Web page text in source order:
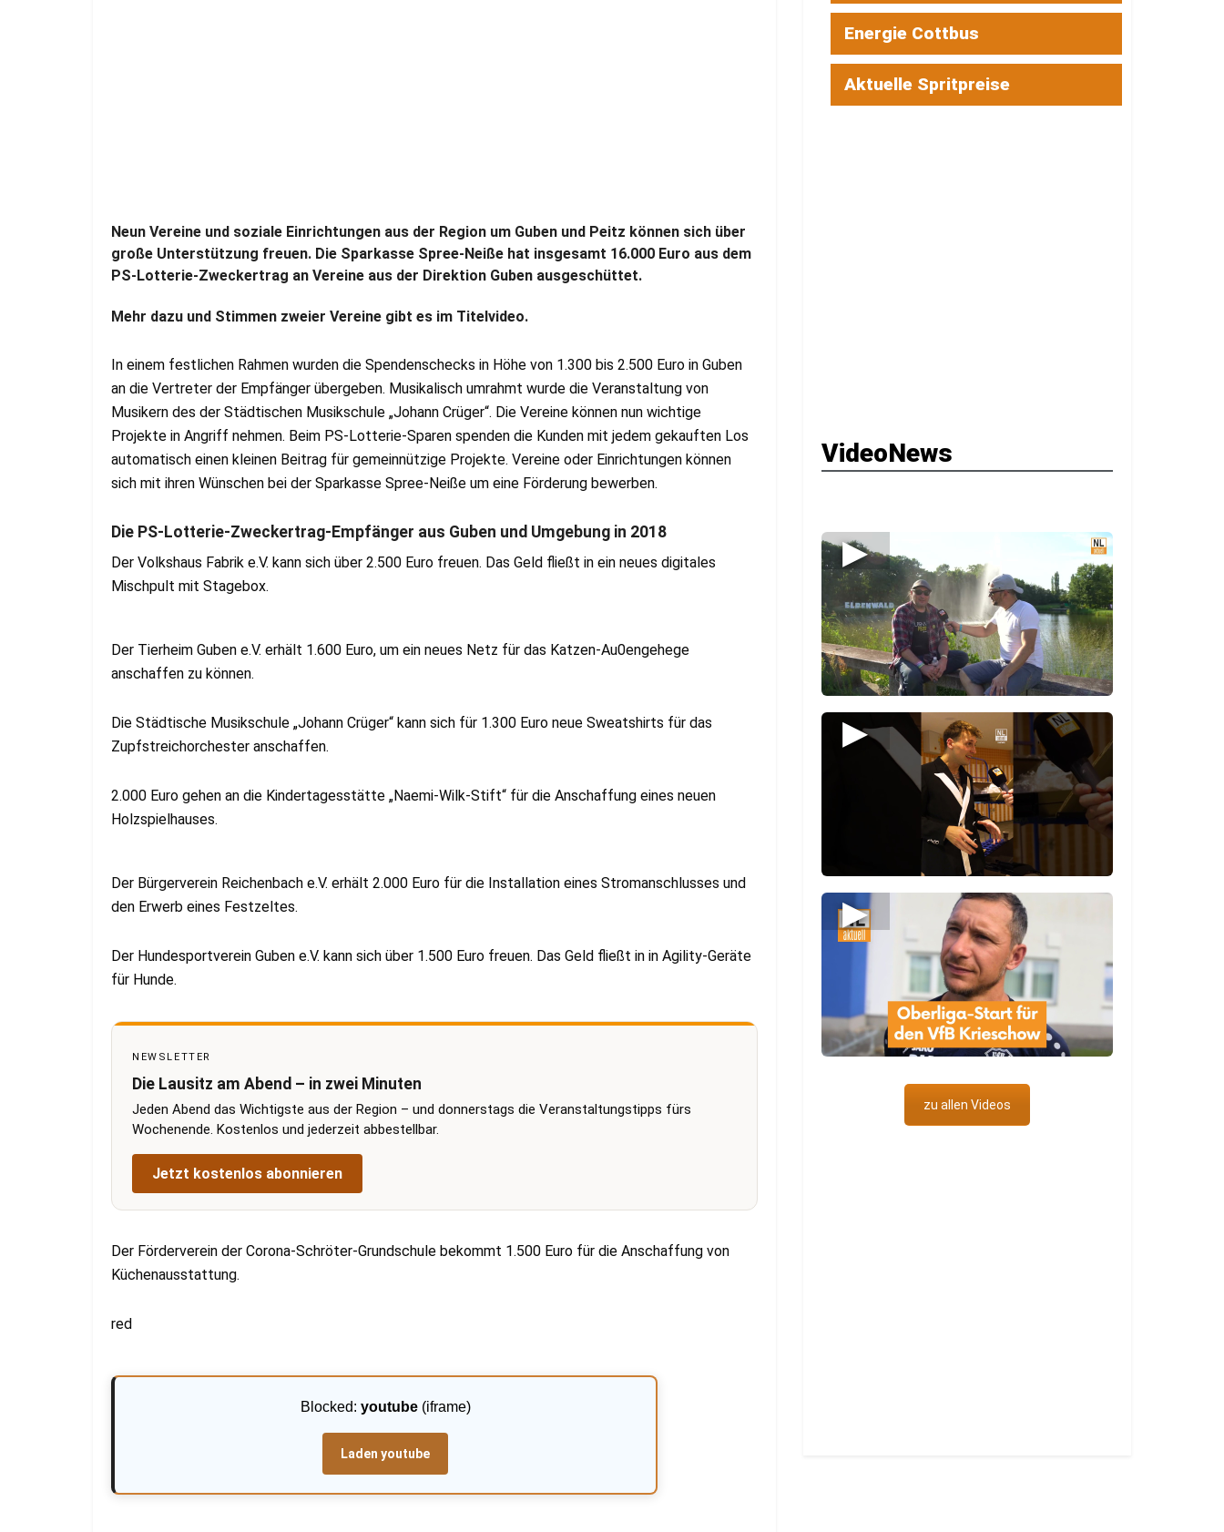
Neun Vereine und soziale Einrichtungen aus der Region um Guben und Peitz können sich über
große Unterstützung freuen. Die Sparkasse Spree-Neiße hat insgesamt 16.000 Euro aus dem
PS-Lotterie-Zweckertrag an Vereine aus der Direktion Guben ausgeschüttet.
Mehr dazu und Stimmen zweier Vereine gibt es im Titelvideo.
In einem festlichen Rahmen wurden die Spendenschecks in Höhe von 1.300 bis 2.500 Euro in Guben
an die Vertreter der Empfänger übergeben. Musikalisch umrahmt wurde die Veranstaltung von
Musikern des der Städtischen Musikschule „Johann Crüger“. Die Vereine können nun wichtige
Projekte in Angriff nehmen. Beim PS-Lotterie-Sparen spenden die Kunden mit jedem gekauften Los
automatisch einen kleinen Beitrag für gemeinnützige Projekte. Vereine oder Einrichtungen können
sich mit ihren Wünschen bei der Sparkasse Spree-Neiße um eine Förderung bewerben.
Die PS-Lotterie-Zweckertrag-Empfänger aus Guben und Umgebung in 2018
Der Volkshaus Fabrik e.V. kann sich über 2.500 Euro freuen. Das Geld fließt in ein neues digitales
Mischpult mit Stagebox.
Der Tierheim Guben e.V. erhält 1.600 Euro, um ein neues Netz für das Katzen-Au0engehege
anschaffen zu können.
Die Städtische Musikschule „Johann Crüger“ kann sich für 1.300 Euro neue Sweatshirts für das
Zupfstreichorchester anschaffen.
2.000 Euro gehen an die Kindertagesstätte „Naemi-Wilk-Stift“ für die Anschaffung eines neuen
Holzspielhauses.
Der Bürgerverein Reichenbach e.V. erhält 2.000 Euro für die Installation eines Stromanschlusses und
den Erwerb eines Festzeltes.
Der Hundesportverein Guben e.V. kann sich über 1.500 Euro freuen. Das Geld fließt in in Agility-Geräte
für Hunde.
NEWSLETTER
Die Lausitz am Abend – in zwei Minuten
Jeden Abend das Wichtigste aus der Region – und donnerstags die Veranstaltungstipps fürs
Wochenende. Kostenlos und jederzeit abbestellbar.
Jetzt kostenlos abonnieren
Der Förderverein der Corona-Schröter-Grundschule bekommt 1.500 Euro für die Anschaffung von
Küchenausstattung.
red
Blocked: youtube(iframe)
Laden youtube
Energie Cottbus
Aktuelle Spritpreise
VideoNews
▶
▶
▶
zu allen Videos